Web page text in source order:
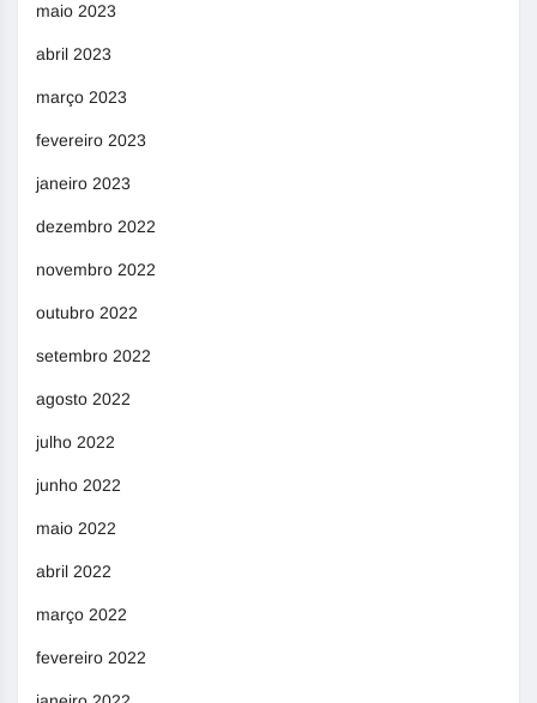
maio 2023
abril 2023
março 2023
fevereiro 2023
janeiro 2023
dezembro 2022
novembro 2022
outubro 2022
setembro 2022
agosto 2022
julho 2022
junho 2022
maio 2022
abril 2022
março 2022
fevereiro 2022